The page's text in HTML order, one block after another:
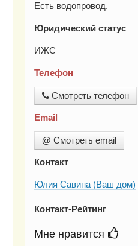
Есть водопровод.
Юридический статус
ИЖС
Телефон
Смотреть телефон
Email
@ Смотреть email
Контакт
Юлия Савина (Ваш дом)
Контакт-Рейтинг
Мне нравится